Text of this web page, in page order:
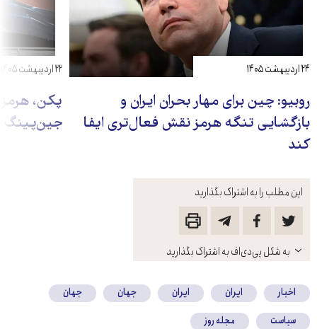
این مطلب را به اشتراک بگذارید
باز
کنید
به شکل پی‌دی‌اف به اشتراک بگذارید
روبیو: چین برای مهار بحران ایران و
بازگشایی تنگه هرمز نقش فعال‌تری ایفا
کند
۲۴ اردیبهشت ۱۴۰۵
پکن، هرمز
جین‌پینگ
۲۲ اردیبهشت ۱۴۰۵
اخبار ایران ایران جهان
جهان
سیاست
مجله روز